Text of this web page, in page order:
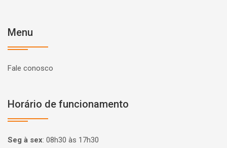
Menu
Fale conosco
Horário de funcionamento
Seg à sex: 08h30 às 17h30